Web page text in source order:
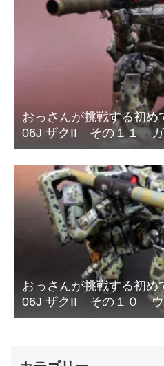
おっさんが挑戦する初め
06J ザクII その１１ ガ
装網の取り付け
おっさんが挑戦する初め
06J ザクII その１０ ウ